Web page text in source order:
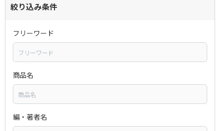
絞り込み条件
フリーワード
商品名
編・著者名